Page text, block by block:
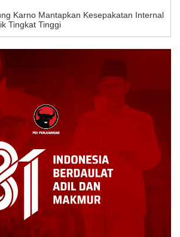
Karno Mantapkan Kesepakatan Internal
Tingkat Tinggi